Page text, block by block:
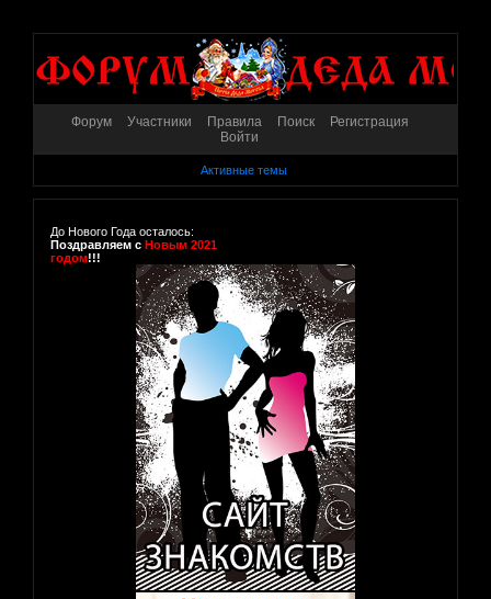
Форум Участники Правила Поиск
Регистрация
Войти
Активные темы
До Нового Года осталось:
Поздравляем с Новым 2021
годом!!!